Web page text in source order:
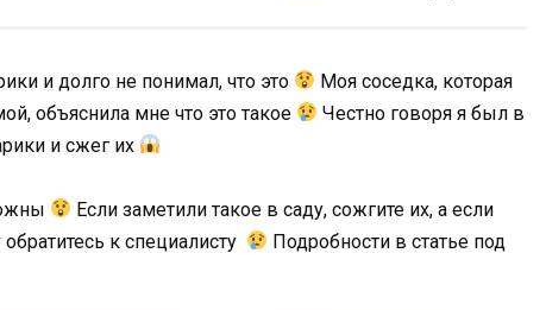
и долго не понимал, что это
Моя соседка, которая
объяснила мне что это такое
Честно говоря я был в
и сжег их
Если заметили такое в саду, сожгите их, а если
к специалисту
Подробности в статье под